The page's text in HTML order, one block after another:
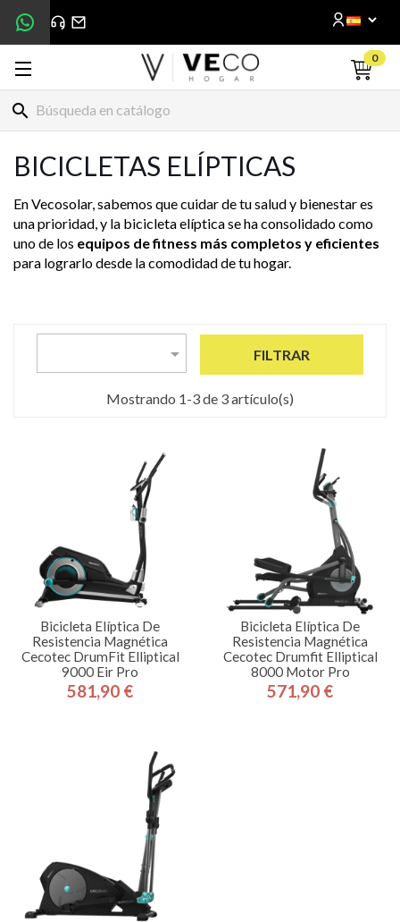
0
search
BICICLETAS ELÍPTICAS
En Vecosolar, sabemos que cuidar de tu salud y bienestar es
una prioridad, y la bicicleta elíptica se ha consolidado como
uno de los equipos de fitness más completos y eficientes
para lograrlo desde la comodidad de tu hogar.
 FILTRAR
Mostrando 1-3 de 3 artículo(s)
Bicicleta Elíptica De
Resistencia Magnética
Cecotec DrumFit Elliptical
9000 Eir Pro
Precio
581,90 €
Bicicleta Elíptica De
Resistencia Magnética
Cecotec Drumfit Elliptical
8000 Motor Pro
Precio
571,90 €